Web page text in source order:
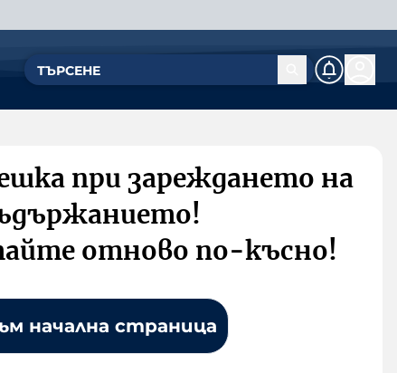
при зареждането на
отново по-късно!
начална страница